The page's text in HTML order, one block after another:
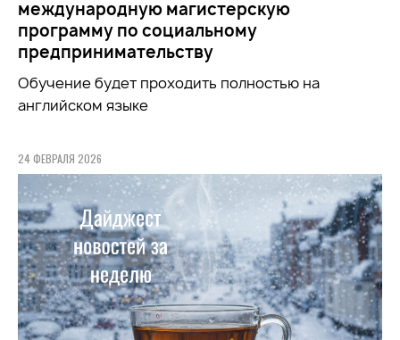
международную магистерскую
программу по социальному
предпринимательству
Обучение будет проходить полностью на
английском языке
24 ФЕВРАЛЯ 2026